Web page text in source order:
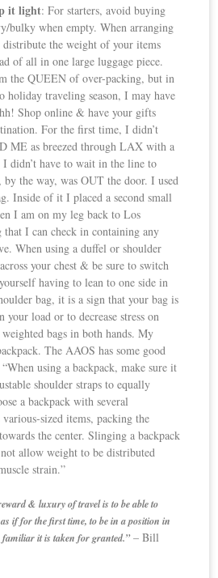
it light: For starters, avoid buying
bulky when empty. When arranging
the weight of your items
of all in one large luggage piece.
the QUEEN of over-packing, but in
traveling season, I may have
Shop online & have your gifts
For the first time, I didn’t
ME as breezed through LAX with a
I didn’t have to wait in the line to
the way, was OUT the door. I used
Inside of it I placed a second small
I am on my leg back to Los
that I can check in containing any
When using a duffel or shoulder
your chest & be sure to switch
having to lean to one side in
bag, it is a sign that your bag is
load or to decrease stress on
bags in both hands. My
The AAOS has some good
using a backpack, make sure it
shoulder straps to equally
a backpack with several
sized items, packing the
the center. Slinging a backpack
allow weight to be distributed
strain.”
& luxury of travel is to be able to
if for the first time, to be in a position in
it is taken for granted.”– Bill